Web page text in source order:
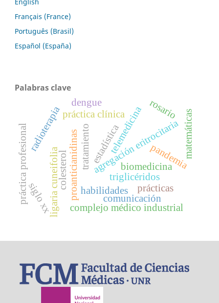
Français (France)
Português (Brasil)
Español (España)
Palabras clave
ligaria cuneifoliaproanticianidinas agregación eritrocitaria
colesterol triglicéridos
telemedicina
biomedicina
pandemia
complejo médico industrial
práctica clínica
tratamiento
radioterapia
habilidades
comunicación
práctica profesional matemáticas
estadística
siglo xx prácticas
dengue rosario